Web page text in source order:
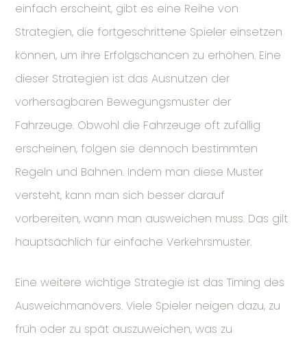
einfach erscheint, gibt es eine Reihe von
Strategien, die fortgeschrittene Spieler einsetzen
können, um ihre Erfolgschancen zu erhöhen. Eine
dieser Strategien ist das Ausnutzen der
vorhersagbaren Bewegungsmuster der
Fahrzeuge. Obwohl die Fahrzeuge oft zufällig
erscheinen, folgen sie dennoch bestimmten
Regeln und Bahnen. Indem man diese Muster
versteht, kann man sich besser darauf
vorbereiten, wann man ausweichen muss. Das gilt
hauptsächlich für einfache Verkehrsmuster.
Eine weitere wichtige Strategie ist das Timing des
Ausweichmanövers. Viele Spieler neigen dazu, zu
früh oder zu spät auszuweichen, was zu